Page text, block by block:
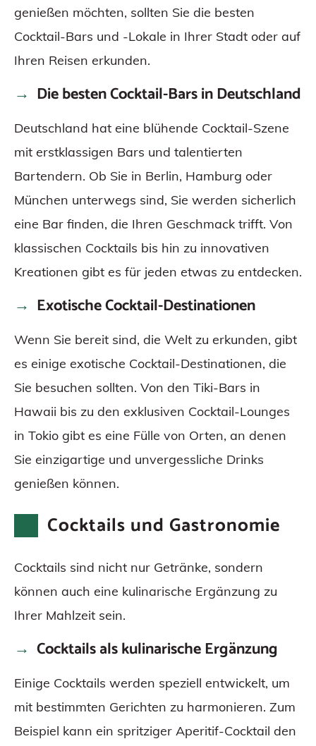
genießen möchten, sollten Sie die besten
Cocktail-Bars und -Lokale in Ihrer Stadt oder auf
Ihren Reisen erkunden.
Die besten Cocktail-Bars in Deutschland
Deutschland hat eine blühende Cocktail-Szene
mit erstklassigen Bars und talentierten
Bartendern. Ob Sie in Berlin, Hamburg oder
München unterwegs sind, Sie werden sicherlich
eine Bar finden, die Ihren Geschmack trifft. Von
klassischen Cocktails bis hin zu innovativen
Kreationen gibt es für jeden etwas zu entdecken.
Exotische Cocktail-Destinationen
Wenn Sie bereit sind, die Welt zu erkunden, gibt
es einige exotische Cocktail-Destinationen, die
Sie besuchen sollten. Von den Tiki-Bars in
Hawaii bis zu den exklusiven Cocktail-Lounges
in Tokio gibt es eine Fülle von Orten, an denen
Sie einzigartige und unvergessliche Drinks
genießen können.
Cocktails und Gastronomie
Cocktails sind nicht nur Getränke, sondern
können auch eine kulinarische Ergänzung zu
Ihrer Mahlzeit sein.
Cocktails als kulinarische Ergänzung
Einige Cocktails werden speziell entwickelt, um
mit bestimmten Gerichten zu harmonieren. Zum
Beispiel kann ein spritziger Aperitif-Cocktail den